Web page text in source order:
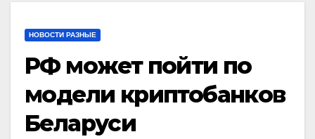
НОВОСТИ РАЗНЫЕ
РФ может пойти по
модели криптобанков
Беларуси